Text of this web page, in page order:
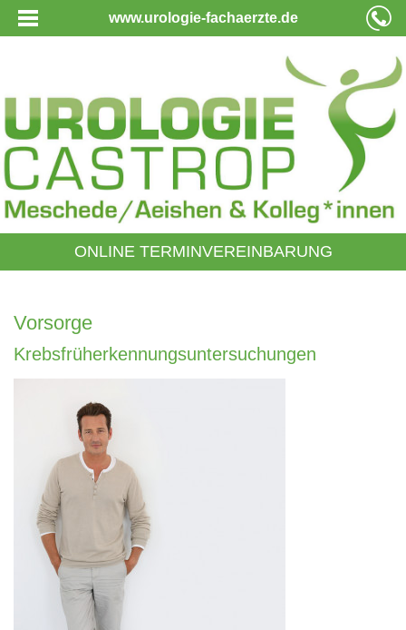
www.urologie-fachaerzte.de
ONLINE TERMINVEREINBARUNG
Vorsorge
Krebsfrüherkennungsuntersuchungen